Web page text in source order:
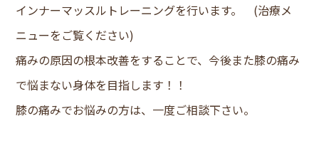
インナーマッスルトレーニングを行います。 (治療メ
ニューをご覧ください)
痛みの原因の根本改善をすることで、今後また膝の痛み
で悩まない身体を目指します！！
膝の痛みでお悩みの方は、一度ご相談下さい。